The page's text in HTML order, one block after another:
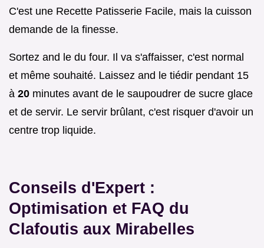
C'est une Recette Patisserie Facile, mais la cuisson
demande de la finesse.
Sortez and le du four. Il va s'affaisser, c'est normal
et même souhaité. Laissez and le tiédir pendant 15
à 20 minutes avant de le saupoudrer de sucre glace
et de servir. Le servir brûlant, c'est risquer d'avoir un
centre trop liquide.
Conseils d'Expert :
Optimisation et FAQ du
Clafoutis aux Mirabelles